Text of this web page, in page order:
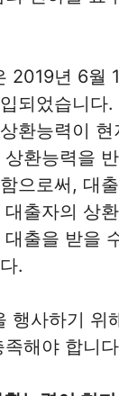
2019년 6월
되었습니다.
환능력이 현
환능력을
으로써, 대
출자의 상
출을 받을
.
행사하기 위
해야 합니